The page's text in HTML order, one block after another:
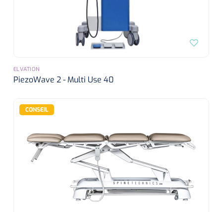
ELVATION
PiezoWave 2 - Multi Use 40
CONSEIL